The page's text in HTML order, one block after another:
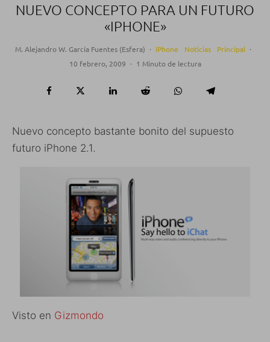
NUEVO CONCEPTO PARA UN FUTURO
«IPHONE»
M. Alejandro W. García Fuentes (Esfera) · iPhone Noticias Principal ·
10 febrero, 2009 · 1 Minuto de lectura
Nuevo concepto bastante bonito del supuesto
futuro iPhone 2.1.
Visto en Gizmondo